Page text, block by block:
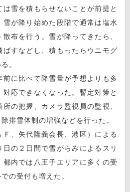
雪を積もらせないことが前提と
が降り始めた段階で通常は塩水
布を行う。雪が降ってきたら、
ばすなどし、積もったらウニモグ
。
に比べて降雪量が予想よりも多
対応できなくなった。暫定対策と
の把握、カメラ監視員の監視、
排雪体制の増強などを行った。
、矢代隆義会長、港区）による
の２日間で雪がらみによるスリ
都内では八王子エリアに多くの受
の受付も増えた。